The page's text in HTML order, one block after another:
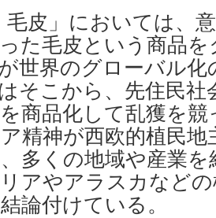
皮」においては、
た毛皮という商品
世界のグローバル
そこから、先住民
商品化して乱獲を
精神が西欧的植民
多くの地域や産業
アやアラスカなど
論付けている。